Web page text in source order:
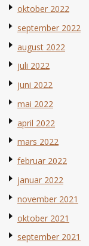
oktober 2022
september 2022
august 2022
juli 2022
juni 2022
mai 2022
april 2022
mars 2022
februar 2022
januar 2022
november 2021
oktober 2021
september 2021